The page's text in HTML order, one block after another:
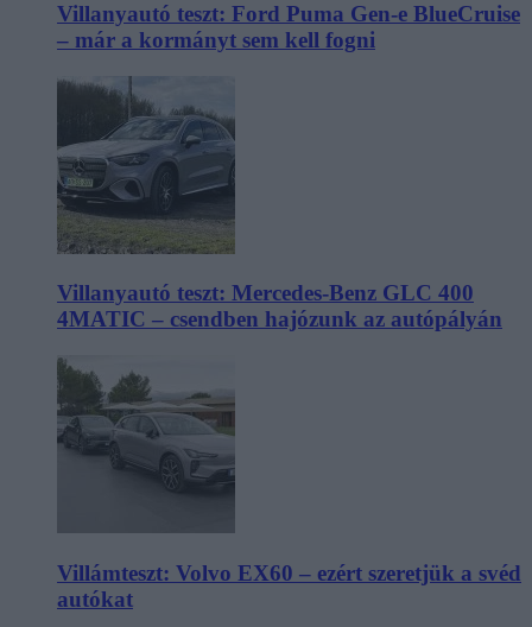
Villanyautó teszt: Ford Puma Gen-e BlueCruise
– már a kormányt sem kell fogni
Villanyautó teszt: Mercedes-Benz GLC 400
4MATIC – csendben hajózunk az autópályán
Villámteszt: Volvo EX60 – ezért szeretjük a svéd
autókat